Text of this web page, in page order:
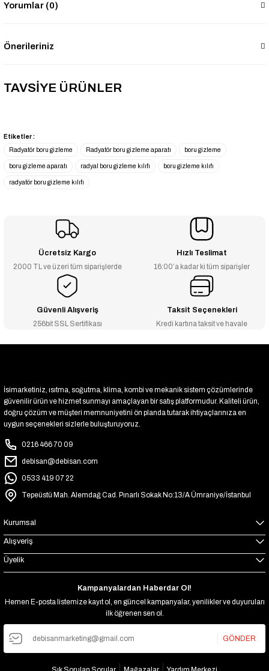
Yorumlar (0)
Önerileriniz
TAVSİYE ÜRÜNLER
₺171
--29% İNDİRİM
Çiftli Boru Gizleme Aparatı Düz - Krom
-2% İNDİRİM
Havlupan Ayarlı Boru Gizleme Aparatı - Beyaz
₺333
₺339
TÜKENDİ
Havlupan Boru Gizleme Aparatı Düz - Krom
Stokta Yok
TÜKENDİ
Havlupan Düz Boru Gizleme Aparatı - Beyaz
Etiketler :
Radyatör boru gizleme
Radyatör boru gizleme aparatı boru gizleme
boru gizleme aparatı radyal boru gizleme kılıfı boru gizleme kılıfı
radyatör boru gizleme kılıfı
Ücretsiz Kargo
2000 TL ve üzeri tüm siparişlerde
Hızlı Teslimat
16:00’a kadar ki tüm siparişler
Güvenli Alışveriş
256bit SSL Sertifikası
Taksit Seçenekleri
Kredi kartına taksit ve havale
İsimarketiniz, ısıtma, soğutma, klima, kombi ve mekanik sistem çözümlerinde
güvenilir ürün ve hizmet sunmayı amaçlayan bir satış platformudur. Kaliteli ürün,
doğru çözüm ve müşteri memnuniyetini ön planda tutarak ihtiyaçlarınıza en
uygun seçenekleri sizlerle buluşturuyoruz.
0216 466 70 09
debisan@debisan.com
0533 419 07 22
Tepeüstü Mah. Alemdağ Cad. Pınarlı Sokak No:13/A Ümraniye/İstanbul
Kurumsal
Alışveriş
Üyelik
Kampanyalardan Haberdar Ol!
Hemen E-posta listemize kayıt ol, en güncel kampanyalar, yenilikler ve duyuruları
ilk öğrenen sen ol.
GÖNDER